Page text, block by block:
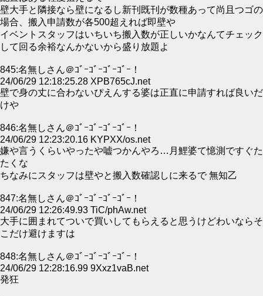
壁大手と隣接なら壁になるし新刊既刊が数種あって尚且つゴの
場合、搬入申請数が各500超えれば即壁や
イベントスタッフはいちいち搬入数が正しいかなんてチェック
して回る余裕なんかないから盛り放題よ
845:名無しさん＠ｺﾞｰｺﾞｰｺﾞｰｺﾞｰ！
24/06/29 12:18:25.28 XPB765cJ.net
壁で身の丈に合わないぴえんする婆は正直に申請すれば良いだ
けや
846:名無しさん＠ｺﾞｰｺﾞｰｺﾞｰｺﾞｰ！
24/06/29 12:23:20.16 KYPXX/os.net
嫌や言うくらいやったや嘘つかんやろ…月鯉婆て憶測ですぐた
たくな
ちなみにスタッフは壁やと搬入数確認しに来るで 無知乙
847:名無しさん＠ｺﾞｰｺﾞｰｺﾞｰｺﾞｰ！
24/06/29 12:26:49.93 TiC/phAw.net
大手に囲まれてついで買いしてもらえると思うけどわいならそ
こだけ避けますは
848:名無しさん＠ｺﾞｰｺﾞｰｺﾞｰｺﾞｰ！
24/06/29 12:28:16.99 9Xxz1vaB.net
発狂